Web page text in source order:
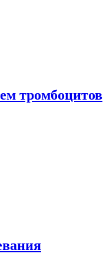
тромбоцитов